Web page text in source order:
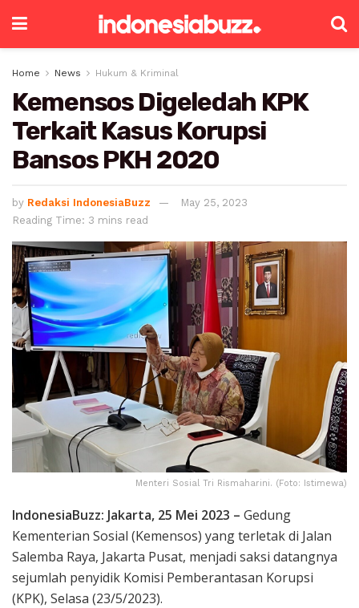
Home News Hukum & Kriminal
Kemensos Digeledah KPK
Terkait Kasus Korupsi
Bansos PKH 2020
by Redaksi IndonesiaBuzz
May 25, 2023
Reading Time: 3 mins read
Menteri Sosial Tri Rismaharini. (Foto: Istimewa)
IndonesiaBuzz: Jakarta, 25 Mei 2023 – Gedung
Kementerian Sosial (Kemensos) yang terletak di Jalan
Salemba Raya, Jakarta Pusat, menjadi saksi datangnya
sejumlah penyidik Komisi Pemberantasan Korupsi
(KPK), Selasa (23/5/2023).